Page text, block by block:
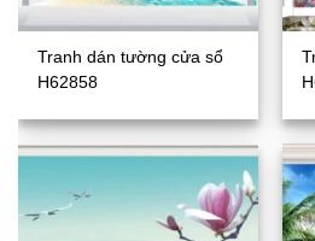
Tranh dán tường cửa sổ
H62858